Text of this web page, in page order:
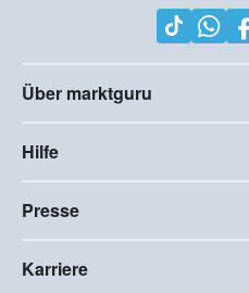
Über marktguru
Hilfe
Presse
Karriere